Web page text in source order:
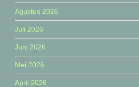
Agustus 2026
Juli 2026
Juni 2026
Mei 2026
April 2026